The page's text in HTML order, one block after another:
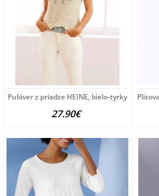
Pulóver z priadze HEINE, bielo-tyrkysový
27.90€